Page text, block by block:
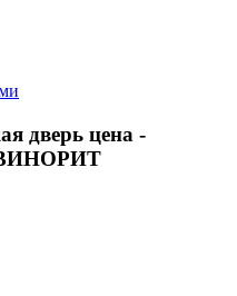
дверь цена -
ВИНОРИТ